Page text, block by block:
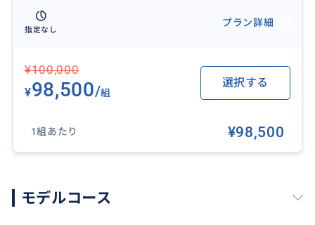
指定なし
プラン詳細
¥100,000
¥98,500/組
選択する
1組あたり ¥98,500
モデルコース